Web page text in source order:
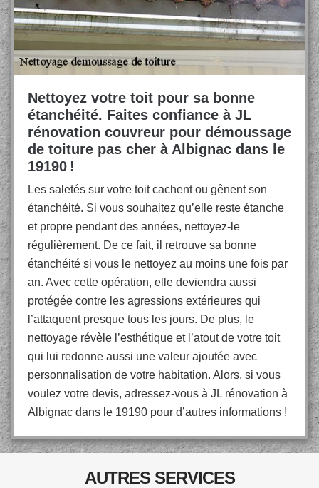
Nettoyez votre toit pour sa bonne
étanchéité. Faites confiance à JL
rénovation couvreur pour démoussage
de toiture pas cher à Albignac dans le
19190 !
Les saletés sur votre toit cachent ou gênent son
étanchéité. Si vous souhaitez qu’elle reste étanche
et propre pendant des années, nettoyez-le
régulièrement. De ce fait, il retrouve sa bonne
étanchéité si vous le nettoyez au moins une fois par
an. Avec cette opération, elle deviendra aussi
protégée contre les agressions extérieures qui
l’attaquent presque tous les jours. De plus, le
nettoyage révèle l’esthétique et l’atout de votre toit
qui lui redonne aussi une valeur ajoutée avec
personnalisation de votre habitation. Alors, si vous
voulez votre devis, adressez-vous à JL rénovation à
Albignac dans le 19190 pour d’autres informations !
AUTRES SERVICES